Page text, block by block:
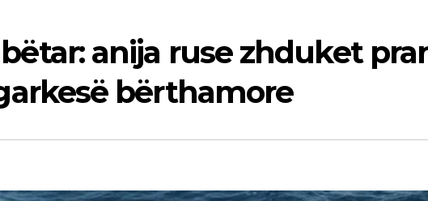
anija ruse zhduket
bërthamore